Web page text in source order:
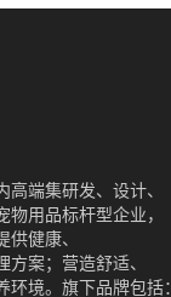
高端集研发、设计、
用品标杆型企业，
健康、
方案；营造舒适、
境。旗下品牌包括：